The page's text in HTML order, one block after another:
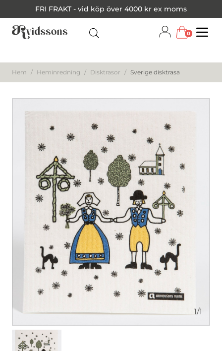
FRI FRAKT - vid köp över 4000 kr ex moms
0
Hem / Heminredning / Disktrasor / Sverige disktrasa
1/1